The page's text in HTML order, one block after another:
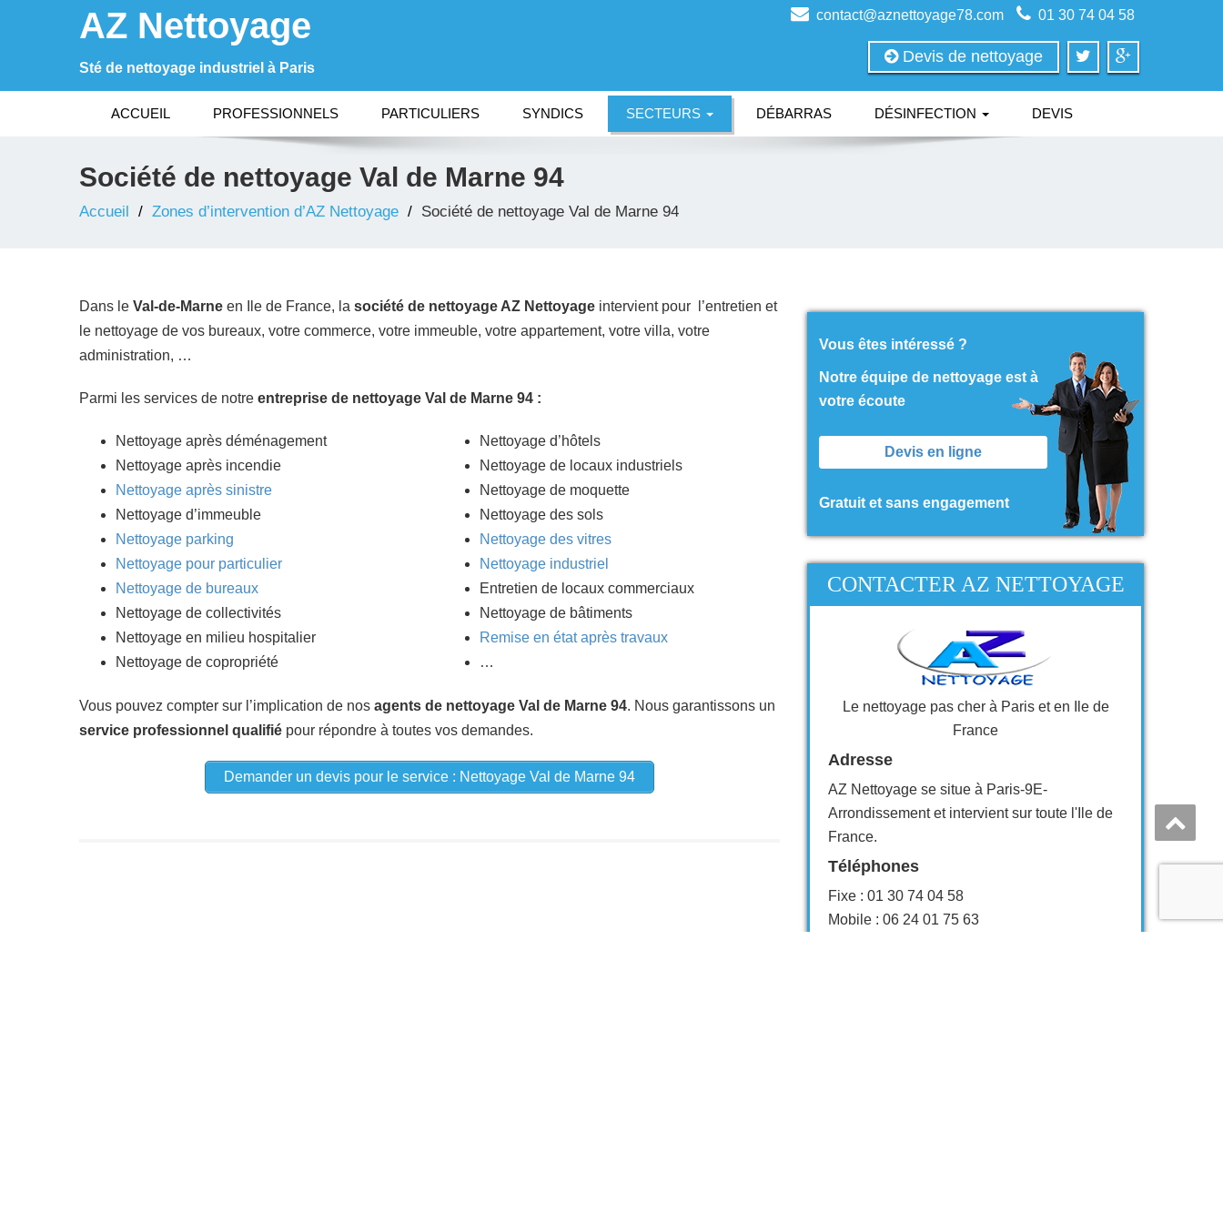
AZ Nettoyage
Sté de nettoyage industriel à Paris
contact@aznettoyage78.com 01 30 74 04 58
Devis de nettoyage
ACCUEIL PROFESSIONNELS PARTICULIERS SYNDICS SECTEURS DÉBARRAS DÉSINFECTION DEVIS
Société de nettoyage Val de Marne 94
Accueil Zones d’intervention d’AZ Nettoyage Société de nettoyage Val de Marne 94
Dans le Val-de-Marne en Ile de France, la société de nettoyage AZ Nettoyage intervient pour l’entretien et
le nettoyage de vos bureaux, votre commerce, votre immeuble, votre appartement, votre villa, votre
administration, …
Parmi les services de notre entreprise de nettoyage Val de Marne 94 :
Nettoyage après déménagement
Nettoyage après incendie
Nettoyage après sinistre
Nettoyage d’immeuble
Nettoyage parking
Nettoyage pour particulier
Nettoyage de bureaux
Nettoyage de collectivités
Nettoyage en milieu hospitalier
Nettoyage de copropriété
Nettoyage d’hôtels
Nettoyage de locaux industriels
Nettoyage de moquette
Nettoyage des sols
Nettoyage des vitres
Nettoyage industriel
Entretien de locaux commerciaux
Nettoyage de bâtiments
Remise en état après travaux
…
Vous pouvez compter sur l’implication de nos agents de nettoyage Val de Marne 94. Nous garantissons un
service professionnel qualifié pour répondre à toutes vos demandes.
Demander un devis pour le service : Nettoyage Val de Marne 94
Vous êtes intéressé ?
Notre équipe de nettoyage est à
votre écoute
Devis en ligne
Gratuit et sans engagement
CONTACTER AZ NETTOYAGE
Le nettoyage pas cher à Paris et en Ile de
France
Adresse
AZ Nettoyage se situe à Paris-9E-
Arrondissement et intervient sur toute l'Ile de
France.
Téléphones
Fixe : 01 30 74 04 58
Mobile : 06 24 01 75 63